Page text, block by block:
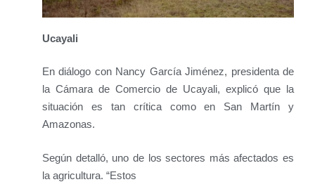
Ucayali
En diálogo con Nancy García Jiménez, presidenta de
la Cámara de Comercio de Ucayali, explicó que la
situación es tan crítica como en San Martín y
Amazonas.
Según detalló, uno de los sectores más afectados es
la agricultura. “Estos